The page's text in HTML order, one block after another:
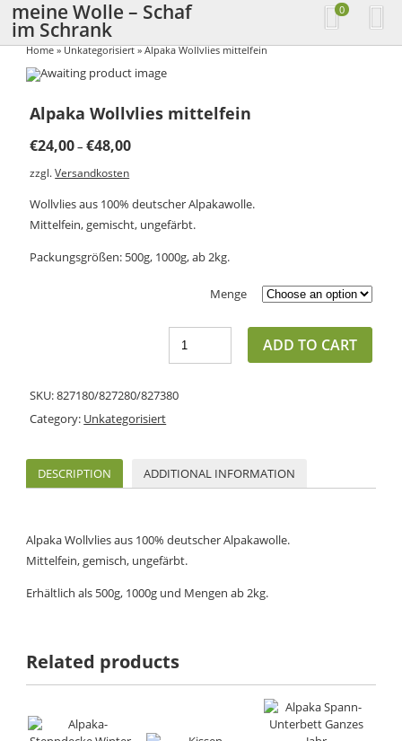
meine Wolle – Schaf
im Schrank
Anfertigungen aus kundeneigener
Schaf- und Alpakawolle
0
Home»Unkategorisiert» Alpaka Wollvlies mittelfein
Alpaka Wollvlies mittelfein
€24,00–€48,00
zzgl.Versandkosten
Wollvlies aus 100% deutscher Alpakawolle.
Mittelfein, gemischt, ungefärbt.
Packungsgrößen: 500g, 1000g, ab 2kg.
Menge
ADD TO CART
SKU:827180/827280/827380
Category: Unkategorisiert
DESCRIPTION ADDITIONAL INFORMATION
Alpaka Wollvlies aus 100% deutscher Alpakawolle.
Mittelfein, gemisch, ungefärbt.
Erhältlich als 500g, 1000g und Mengen ab 2kg.
Related products